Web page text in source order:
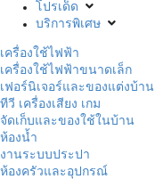
โปรเด็ด
บริการพิเศษ
เครื่องใช้ไฟฟ้า
เครื่องใช้ไฟฟ้าขนาดเล็ก
เฟอร์นิเจอร์และของแต่งบ้าน
ทีวี เครื่องเสียง เกม
จัดเก็บและของใช้ในบ้าน
ห้องน้ำ
งานระบบประปา
ห้องครัวและอุปกรณ์